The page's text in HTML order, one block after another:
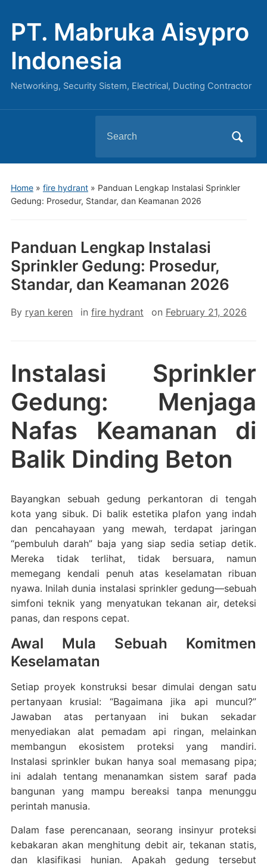
PT. Mabruka Aisypro
Indonesia
Networking, Security Sistem, Electrical, Ducting Contractor
for:
Home» fire hydrant» Panduan Lengkap Instalasi Sprinkler
Gedung: Prosedur, Standar, dan Keamanan 2026
Panduan Lengkap Instalasi
Sprinkler Gedung: Prosedur,
Standar, dan Keamanan 2026
By ryan keren in fire hydrant on February 21, 2026
Instalasi Sprinkler
Gedung: Menjaga
Nafas Keamanan di
Balik Dinding Beton
Bayangkan sebuah gedung perkantoran di tengah
kota yang sibuk. Di balik estetika plafon yang indah
dan pencahayaan yang mewah, terdapat jaringan
“pembuluh darah” baja yang siap sedia setiap detik.
Mereka tidak terlihat, tidak bersuara, namun
memegang kendali penuh atas keselamatan ribuan
nyawa. Inilah dunia instalasi sprinkler gedung—sebuah
simfoni teknik yang menyatukan tekanan air, deteksi
panas, dan respons cepat.
Awal Mula Sebuah Komitmen
Keselamatan
Setiap proyek konstruksi besar dimulai dengan satu
pertanyaan krusial: “Bagaimana jika api muncul?”
Jawaban atas pertanyaan ini bukan sekadar
menyediakan alat pemadam api ringan, melainkan
membangun ekosistem proteksi yang mandiri.
Instalasi sprinkler bukan hanya soal memasang pipa;
ini adalah tentang menanamkan sistem saraf pada
bangunan yang mampu bereaksi tanpa menunggu
perintah manusia.
Dalam fase perencanaan, seorang insinyur proteksi
kebakaran akan menghitung debit air, tekanan statis,
dan klasifikasi hunian. Apakah gedung tersebut